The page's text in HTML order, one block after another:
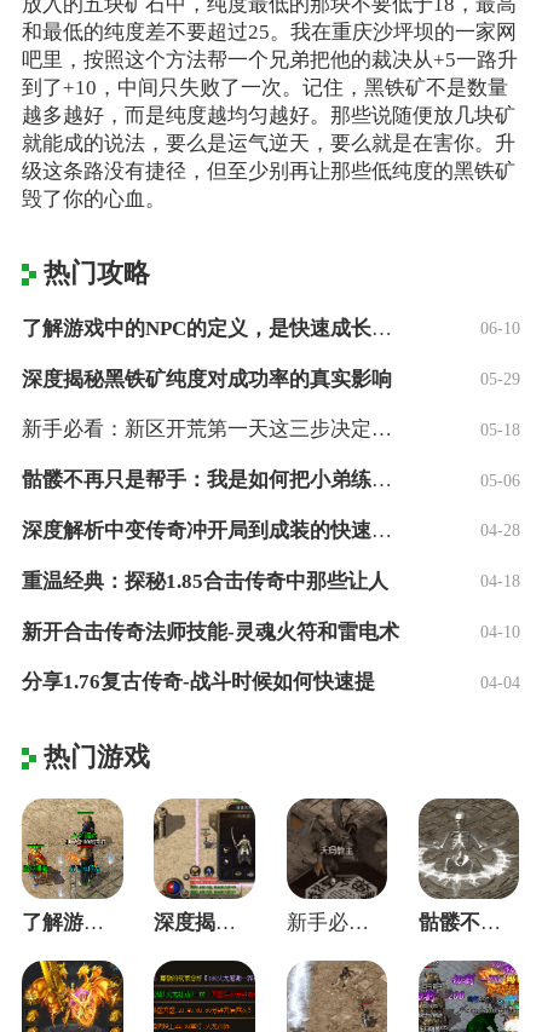
和最低的纯度差不要超过25。我在重庆沙坪坝的一家网
吧里，按照这个方法帮一个兄弟把他的裁决从+5一路升
到了+10，中间只失败了一次。记住，黑铁矿不是数量
越多越好，而是纯度越均匀越好。那些说随便放几块矿
就能成的说法，要么是运气逆天，要么就是在害你。升
级这条路没有捷径，但至少别再让那些低纯度的黑铁矿
毁了你的心血。
热门攻略
了解游戏中的NPC的定义，是快速成长的快 06-10
深度揭秘黑铁矿纯度对成功率的真实影响 05-29
新手必看：新区开荒第一天这三步决定你的成 05-18
骷髅不再只是帮手：我是如何把小弟练成大哥 05-06
深度解析中变传奇冲开局到成装的快速之路！ 04-28
重温经典：探秘1.85合击传奇中那些让人 04-18
新开合击传奇法师技能-灵魂火符和雷电术 04-10
分享1.76复古传奇-战斗时候如何快速提 04-04
热门游戏
了解游戏中的NPC的定义，是快速成长的快 深度揭秘黑铁矿纯度对成功率的真实影响 新手必看：新区开荒第一天这三步决定你的成 骷髅不再只是帮手：我是如何把小弟练成大哥